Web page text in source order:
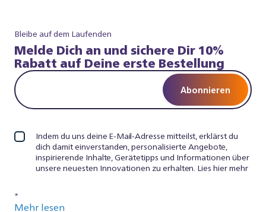
Bleibe auf dem Laufenden
Melde Dich an und sichere Dir 10%
Rabatt auf Deine erste Bestellung
Abonnieren
Indem du uns deine E-Mail-Adresse mitteilst, erklärst du
dich damit einverstanden, personalisierte Angebote,
inspirierende Inhalte, Gerätetipps und Informationen über
unsere neuesten Innovationen zu erhalten. Lies hier mehr
*
Mehr lesen